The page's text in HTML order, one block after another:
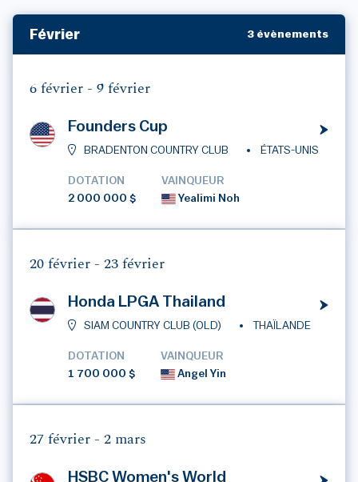
Février 3 évènements
6 février - 9 février
Founders Cup
BRADENTON COUNTRY CLUB ÉTATS-UNIS
DOTATION
2 000 000 $
VAINQUEUR
Yealimi Noh
20 février - 23 février
Honda LPGA Thailand
SIAM COUNTRY CLUB (OLD) THAÏLANDE
DOTATION
1 700 000 $
VAINQUEUR
Angel Yin
27 février - 2 mars
HSBC Women's World